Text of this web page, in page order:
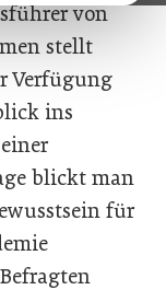
von
stellt
Verfügung
ins
blickt man
für